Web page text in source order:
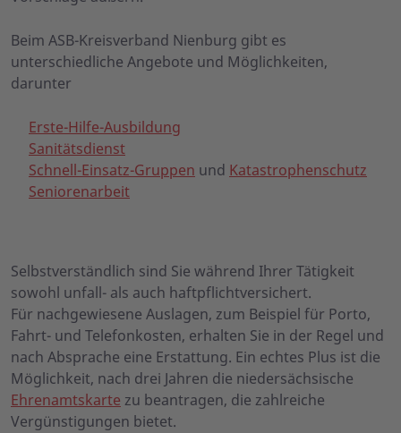
Beim ASB-Kreisverband Nienburg gibt es
unterschiedliche Angebote und Möglichkeiten,
darunter
Erste-Hilfe-Ausbildung
Sanitätsdienst
Schnell-Einsatz-Gruppen und Katastrophenschutz
Seniorenarbeit
Selbstverständlich sind Sie während Ihrer Tätigkeit
sowohl unfall- als auch haftpflichtversichert.
Für nachgewiesene Auslagen, zum Beispiel für Porto,
Fahrt- und Telefonkosten, erhalten Sie in der Regel und
nach Absprache eine Erstattung. Ein echtes Plus ist die
Möglichkeit, nach drei Jahren die niedersächsische
Ehrenamtskarte zu beantragen, die zahlreiche
Vergünstigungen bietet.